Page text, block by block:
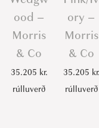
ood –
Morris
& Co
35.205 kr.
rúlluverð
ory –
Morris
& Co
35.205 kr.
rúlluverð